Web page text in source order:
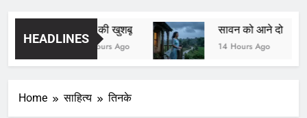
HEADLINES
यादों की खुशबू
13 Hours Ago
सावन को आने दो
14 Hours Ago
Home साहित्य तिनके